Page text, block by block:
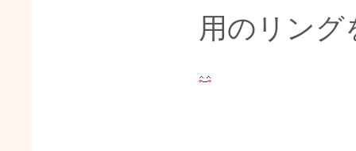
用のリング